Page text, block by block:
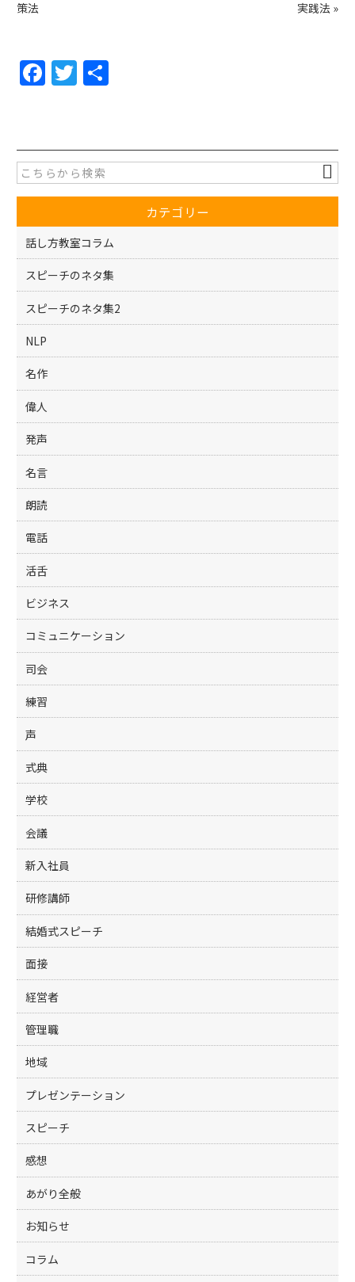
策法
実践法 »
F
a
e
b
o
o
k
T
w
er
カテゴリー
話し方教室コラム
スピーチのネタ集
スピーチのネタ集2
NLP
名作
偉人
発声
名言
朗読
電話
活舌
ビジネス
コミュニケーション
司会
練習
声
式典
学校
会議
新入社員
研修講師
結婚式スピーチ
面接
経営者
管理職
地域
プレゼンテーション
スピーチ
感想
あがり全般
お知らせ
コラム